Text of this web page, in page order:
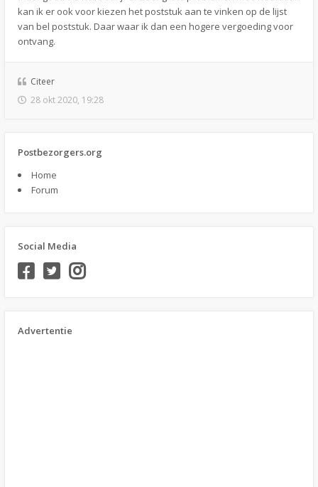
kan ik er ook voor kiezen het poststuk aan te vinken op de lijst
van bel poststuk. Daar waar ik dan een hogere vergoeding voor
ontvang.
Citeer
28 okt 2020, 19:28
Postbezorgers.org
Home
Forum
Social Media
Advertentie